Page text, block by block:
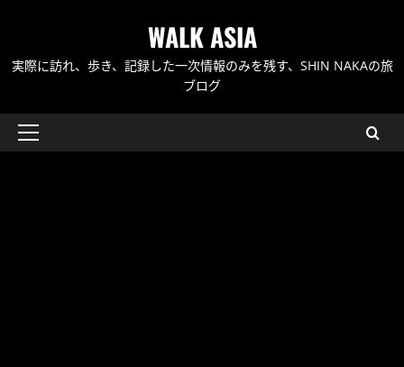
ス
WALK ASIA
実際に訪れ、歩き、記録した一次情報のみを残す、SHIN NAKAの旅
ブログ
メ